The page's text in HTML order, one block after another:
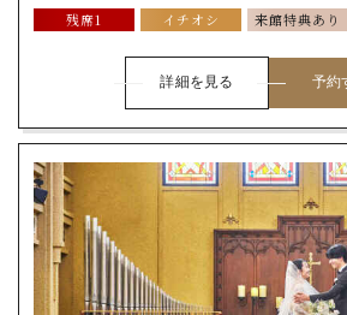
残席1
イチオシ 来館特典あり
詳細を見る 予約